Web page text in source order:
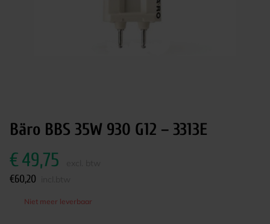
Bäro BBS 35W 930 G12 – 3313E
€49,75
€60,20
Niet meer leverbaar